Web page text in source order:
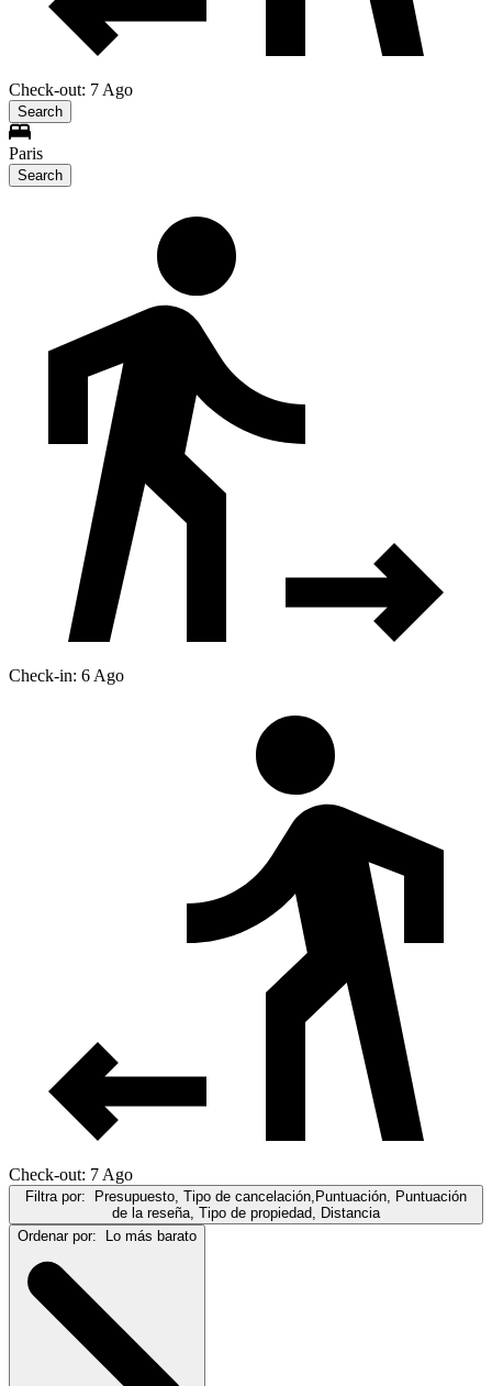
Check-out: 7 Ago
Search
Paris
Search
Check-in: 6 Ago
Check-out: 7 Ago
Filtra por:
Presupuesto, Tipo de cancelación,Puntuación, Puntuación
de la reseña, Tipo de propiedad, Distancia
Ordenar por:
Lo más barato